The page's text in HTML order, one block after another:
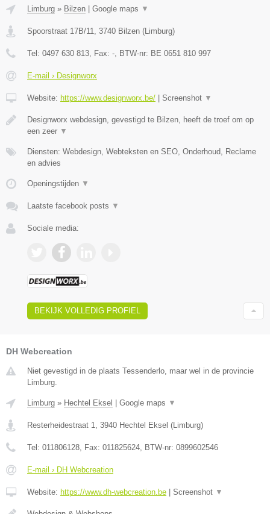
Limburg » Bilzen Google maps ▼
Spoorstraat 17B/11, 3740 Bilzen (Limburg)
Tel: 0497 630 813, Fax: -, BTW-nr: BE 0651 810 997
E-mail › Designworx
Website: https://www.designworx.be/ Screenshot ▼
Designworx webdesign, gevestigd te Bilzen, heeft de troef om op
een zeer ▼
Diensten: Webdesign, Webteksten en SEO, Onderhoud, Reclame
en advies
Openingstijden ▼
Laatste facebook posts ▼
Sociale media:
BEKIJK VOLLEDIG PROFIEL
DH Webcreation
Niet gevestigd in de plaats Tessenderlo, maar wel in de provincie
Limburg.
Limburg » Hechtel Eksel | Google maps ▼
Resterheidestraat 1 3940 Hechtel Eksel (Limburg)
Tel: 011806128 , Fax: 011825624 , BTW-nr: 0899602546
E-mail › DH Webcreation
Website: https://www.dh-webcreation.be | Screenshot ▼